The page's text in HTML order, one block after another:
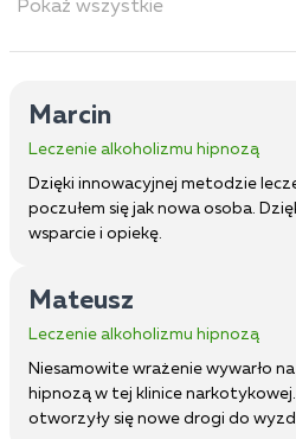
Pokaż wszystkie
Marcin
Leczenie alkoholizmu hipnozą
Dzięki innowacyjnej metodzie
poczułem się jak nowa osoba.
wsparcie i opiekę.
Mateusz
Leczenie alkoholizmu hipnozą
Niesamowite wrażenie wywarło
hipnozą w tej klinice
otworzyły się nowe drogi do